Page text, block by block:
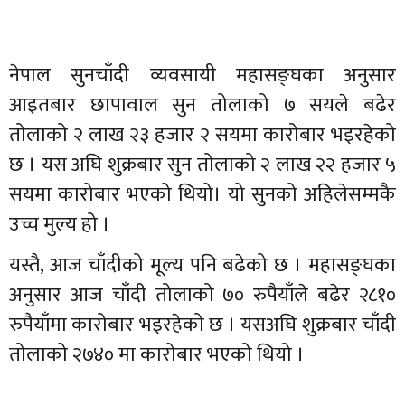
नेपाल सुनचाँदी व्यवसायी महासङ्घका अनुसार
आइतबार छापावाल सुन तोलाको ७ सयले बढेर
तोलाको २ लाख २३ हजार २ सयमा कारोबार भइरहेको
छ । यस अघि शुक्रबार सुन तोलाको २ लाख २२ हजार ५
सयमा कारोबार भएको थियो। यो सुनको अहिलेसम्मकै
उच्च मुल्य हो ।
यस्तै, आज चाँदीको मूल्य पनि बढेको छ । महासङ्घका
अनुसार आज चाँदी तोलाको ७० रुपैयाँले बढेर २८१०
रुपैयाँमा कारोबार भइरहेको छ । यसअघि शुक्रबार चाँदी
तोलाको २७४० मा कारोबार भएको थियो ।